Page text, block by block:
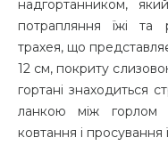
надгортанником,
потрапляння їжі та
трахея, що
12 см, покриту
гортані знаходиться
ланкою між горлом
ковтання і просування